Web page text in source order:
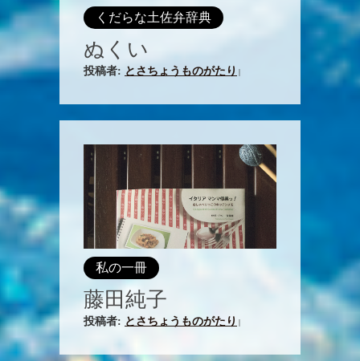
くだらな土佐弁辞典
ぬくい
投稿者: とさちょうものがたり
私の一冊
藤田純子
投稿者: とさちょうものがたり